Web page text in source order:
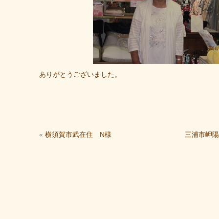
ありがとう ございました。
« 横須賀市武在住 N様 三浦市岬